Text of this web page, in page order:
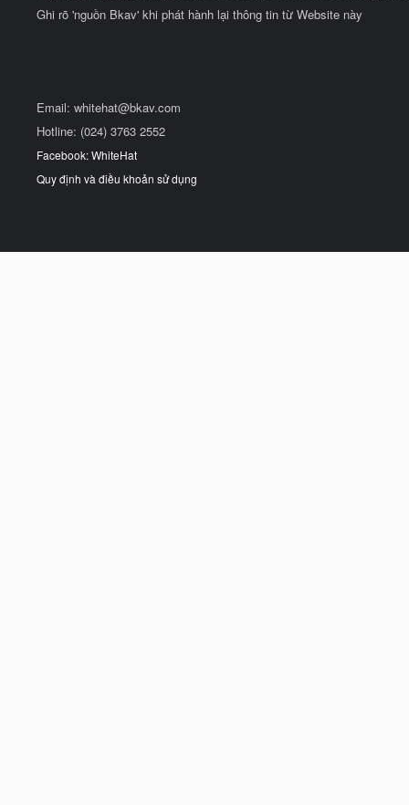
Ghi rõ 'nguồn Bkav' khi phát hành lại thông tin từ Website này
Email: whitehat@bkav.com
Hotline: (024) 3763 2552
Facebook: WhiteHat
Quy định và điều khoản sử dụng